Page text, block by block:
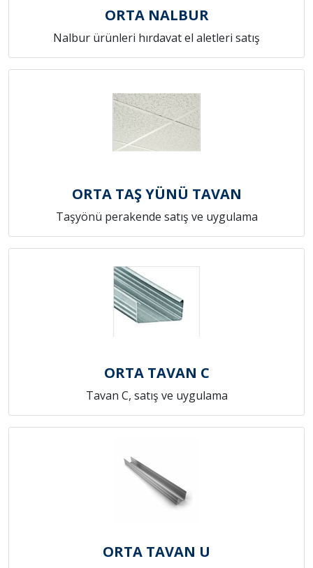
ORTA NALBUR
Nalbur ürünleri hırdavat el aletleri satış
ORTA TAŞ YÜNÜ TAVAN
Taşyönü perakende satış ve uygulama
ORTA TAVAN C
Tavan C, satış ve uygulama
ORTA TAVAN U